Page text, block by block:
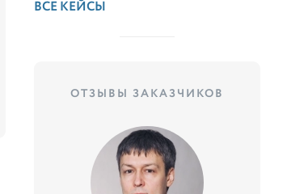
ВСЕ КЕЙСЫ
ОТЗЫВЫ ЗАКАЗЧИКОВ